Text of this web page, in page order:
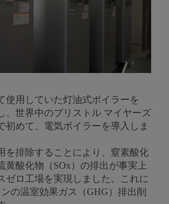
使用していた灯油式ボイラーを
、世界中のブリストル マイヤーズ
初めて、電気ボイラーを導入しま
を排除することにより、窒素酸化
黄酸化物（SOx）の排出が事実上
ゼロ工場を実現しました。これに
の温室効果ガス（GHG）排出削